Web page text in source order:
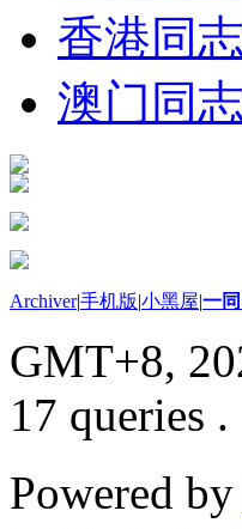
香港同
澳门同
Archiver|手机版|小黑屋|一
GMT+8,
17 queries .
Powered by